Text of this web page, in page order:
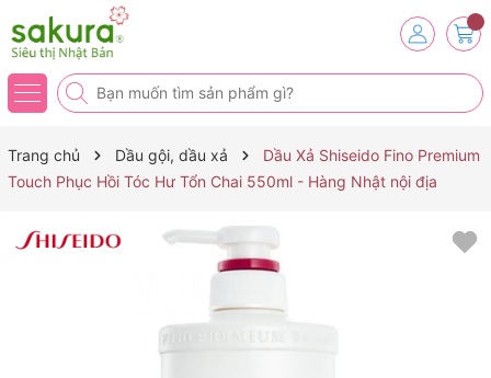
Trang chủ Dầu gội, dầu xả
Dầu Xả Shiseido Fino Premium
Touch Phục Hồi Tóc Hư Tổn Chai 550ml - Hàng Nhật nội địa